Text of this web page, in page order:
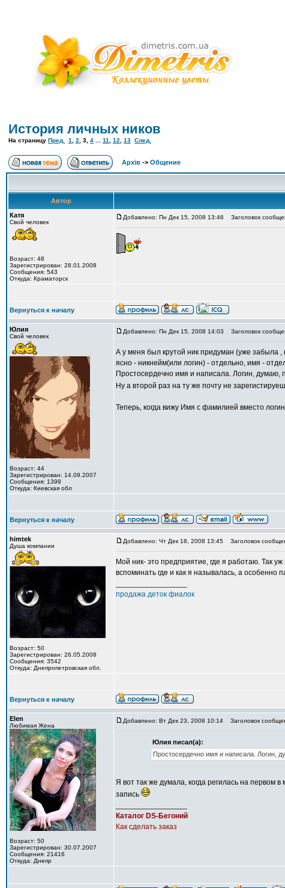
История личных ников
На страницу Пред. 1 2 3 4 11 12 13 След.
Архів -> Общение
Автор
Катя
Свой человек
Возраст: 48
Зарегистрирован: 28.01.2008
Сообщения: 543
Откуда: Краматорск
Добавлено: Пн Дек 15, 2008 13:46 Заголовок
Вернуться к началу
Юлия
Свой человек
Возраст: 44
Зарегистрирован: 14.09.2007
Сообщения: 1399
Откуда: Киевская обл
Добавлено: Пн Дек 15, 2008 14:03 Заголовок
А у меня был крутой ник придуман (уже забыла ,
ясно - никнейм(или логин) - отдельно, имя -
Простосердечно имя и написала. Логин, думаю,
Ну а второй раз на ту же почту не
Теперь, когда вижу Имя с фамилией вместо
Вернуться к началу
himtek
Душа компании
Возраст: 50
Зарегистрирован: 26.05.2008
Сообщения: 3542
Откуда: Днепропетровская обл.
Добавлено: Чт Дек 18, 2008 13:45 Заголовок
Мой ник- это предприятие, где я работаю. Так
вспоминать где и как я называлась, а
продажа деток фиалок
Вернуться к началу
Elen
Любимая Жена
Возраст: 50
Зарегистрирован: 30.07.2007
Сообщения: 21416
Откуда: Днепр
Добавлено: Вт Дек 23, 2008 10:14 Заголовок
Юлия писал(а):
Простосердечно имя и написала. Логин,
Я вот так же думала, когда регилась на
запись
Каталог DS-Бегоний
Как сделать заказ